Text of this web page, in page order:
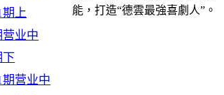
期上
营业中
下
期营业中
能，打造“德雲最強喜劇人”。